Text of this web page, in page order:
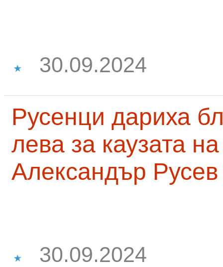
30.09.2024
Русенци дариха
лева за каузата
Александър Русев
30.09.2024